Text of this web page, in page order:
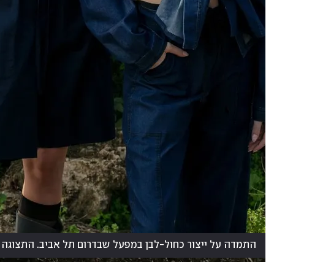
התמדה על ייצור כחול-לבן במפעל שבדרום תל אביב. התצוגה